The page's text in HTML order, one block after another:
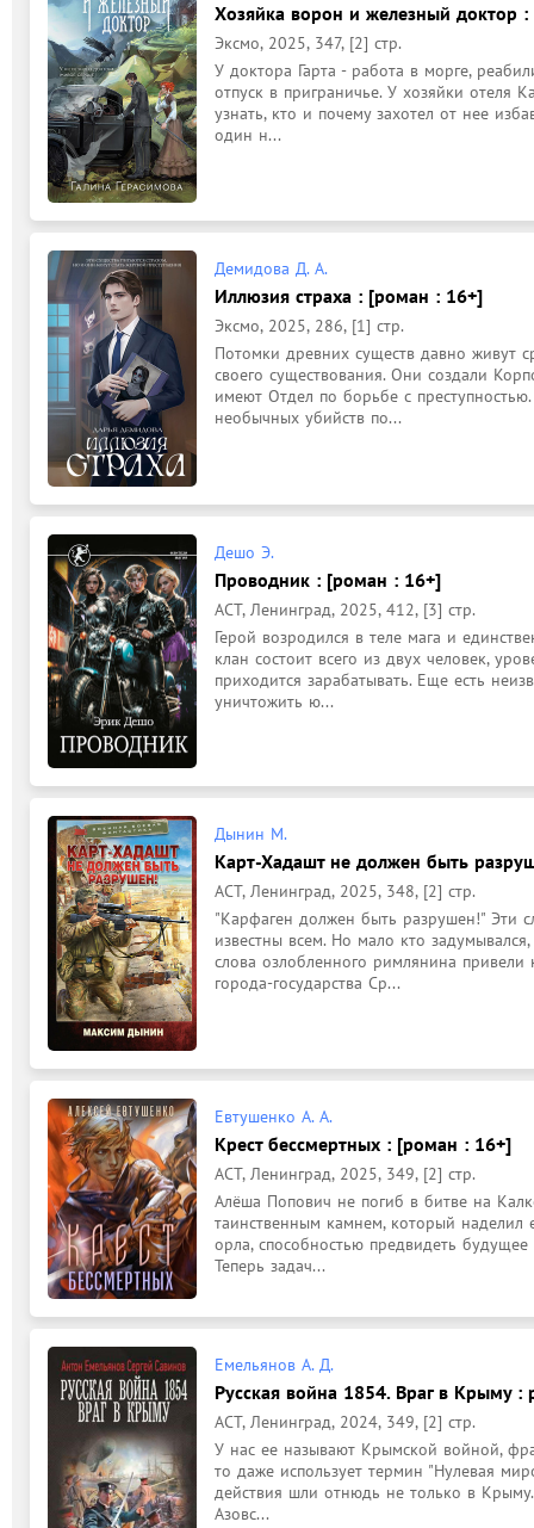
Хозяйка ворон и железный доктор :
Эксмо, 2025, 347, [2] стр.
У доктора Гарта - работа в морге,
отпуск в приграничье. У хозяйки отеля
узнать, кто и почему захотел от нее
один н...
Демидова Д. А.
Иллюзия страха : [роман : 16+]
Эксмо, 2025, 286, [1] стр.
Потомки древних существ давно живут
своего существования. Они создали
имеют Отдел по борьбе с
необычных убийств по...
Дешо Э.
Проводник : [роман : 16+]
АСТ, Ленинград, 2025, 412, [3] стр.
Герой возродился в теле мага и
клан состоит всего из двух человек,
приходится зарабатывать. Еще есть
уничтожить ю...
Дынин М.
Карт-Хадашт не должен быть
АСТ, Ленинград, 2025, 348, [2] стр.
"Карфаген должен быть разрушен!" Эти
известны всем. Но мало кто
слова озлобленного римлянина
города-государства Ср...
Евтушенко А. А.
Крест бессмертных : [роман : 16+]
АСТ, Ленинград, 2025, 349, [2] стр.
Алёша Попович не погиб в битве на
таинственным камнем, который наделил
орла, способностью предвидеть
Теперь задач...
Емельянов А. Д.
Русская война 1854. Враг в Крыму
АСТ, Ленинград, 2024, 349, [2] стр.
У нас ее называют Крымской войной,
то даже использует термин "Нулевая
действия шли отнюдь не только в
Азовс...